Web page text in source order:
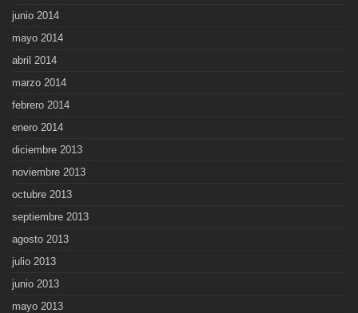
junio 2014
mayo 2014
abril 2014
marzo 2014
febrero 2014
enero 2014
diciembre 2013
noviembre 2013
octubre 2013
septiembre 2013
agosto 2013
julio 2013
junio 2013
mayo 2013